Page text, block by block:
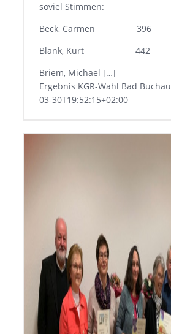
soviel Stimmen:
Beck, Carmen 396
Blank, Kurt 442
Briem, Michael […]
Ergebnis KGR-Wahl Bad Buchau
03-30T19:52:15+02:00